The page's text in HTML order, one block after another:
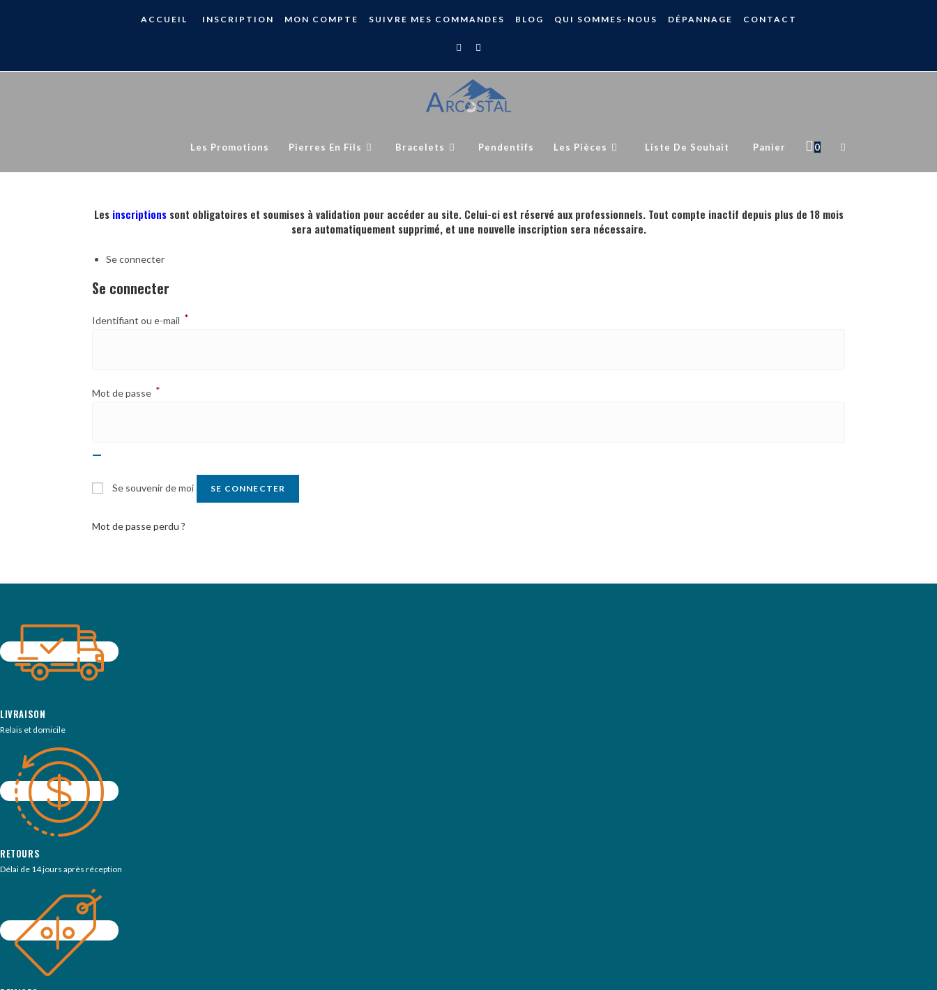
ACCUEIL INSCRIPTION MON COMPTE SUIVRE MES COMMANDES BLOG QUI SOMMES-NOUS DÉPANNAGE CONTACT
Les Promotions Pierres En Fils Bracelets Pendentifs Les Pièces Liste De Souhait Panier 0 Toggle
Les inscriptions sont obligatoires et soumises à validation pour accéder au site. Celui-ci est réservé aux professionnels. Tout compte inactif depuis plus de 18 mois
sera automatiquement supprimé, et une nouvelle inscription sera nécessaire.
Se connecter
Se connecter
Identifiant ou e-mail *
Mot de passe *
Se souvenir de moi SE CONNECTER
Mot de passe perdu ?
LIVRAISON
Relais et domicile
RETOURS
Délai de 14 jours après réception